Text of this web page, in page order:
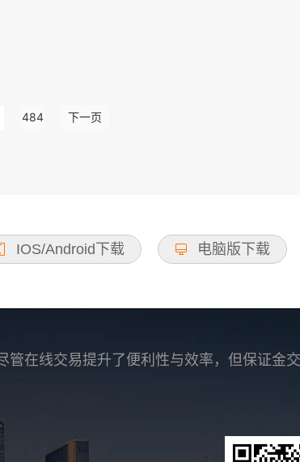
484 下一页
IOS/Android下载 电脑版下载
在线交易提升了便利性与效率，但保证金